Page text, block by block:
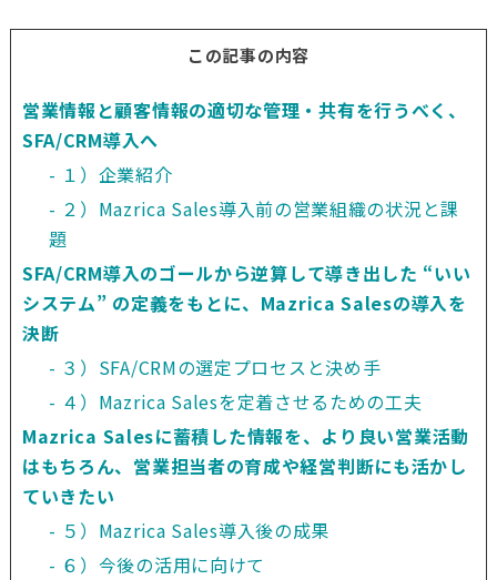
この記事の内容
営業情報と顧客情報の適切な管理・共有を行うべく、
SFA/CRM導入へ
１）企業紹介
２）Mazrica Sales導入前の営業組織の状況と課
題
SFA/CRM導入のゴールから逆算して導き出した “いい
システム” の定義をもとに、Mazrica Salesの導入を
決断
３）SFA/CRMの選定プロセスと決め手
４）Mazrica Salesを定着させるための工夫
Mazrica Salesに蓄積した情報を、より良い営業活動
はもちろん、営業担当者の育成や経営判断にも活かし
ていきたい
５）Mazrica Sales導入後の成果
６）今後の活用に向けて